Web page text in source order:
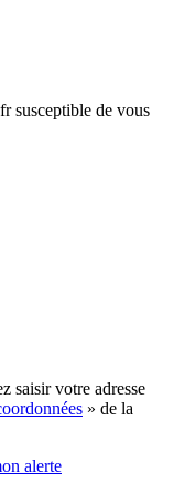
susceptible de vous
saisir votre adresse
» de la
alerte